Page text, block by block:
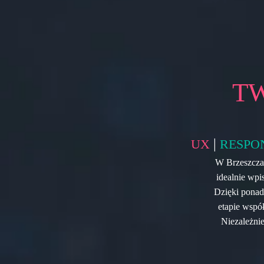
UX |
W
idealnie
Dzięki
etapie